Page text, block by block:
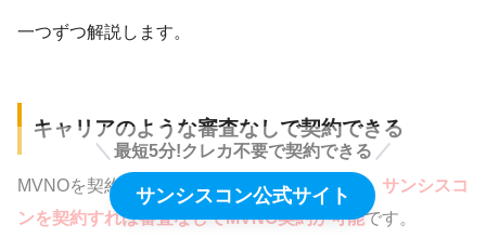
一つずつ解説します。
キャリアのような審査なしで契約できる
MVNOを契約するには通常審査が必要ですが、 サンシスコ
ンを契約すれば審査なしでMVNO契約が可能です。
最短5分!クレカ不要で契約できる
サンシスコン公式サイト